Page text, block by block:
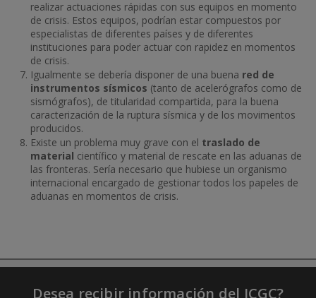
realizar actuaciones rápidas con sus equipos en momento
de crisis. Estos equipos, podrían estar compuestos por
especialistas de diferentes países y de diferentes
instituciones para poder actuar con rapidez en momentos
de crisis.
Igualmente se debería disponer de una buena red de
instrumentos sísmicos (tanto de acelerógrafos como de
sismógrafos), de titularidad compartida, para la buena
caracterización de la ruptura sísmica y de los movimentos
producidos.
Existe un problema muy grave con el traslado de
material científico y material de rescate en las aduanas de
las fronteras. Sería necesario que hubiese un organismo
internacional encargado de gestionar todos los papeles de
aduanas en momentos de crisis.
Desea recibir información del ICGC?